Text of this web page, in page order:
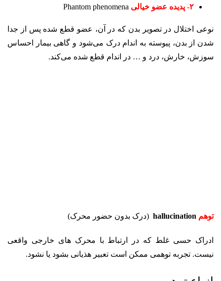
۲- پدیده عضو خیالی
نوعی اختلال در تصویر بدن که در آن، عضو قطع شده پس از جدا
شدن از بدن، پیوسته به اندام درک می‌شود و گاهی بیمار احساس
سوزش، خارش، درد و … در اندام قطع شده می‌کند.
توهم (درک بدون حضور محرک)
ادراک حسی غلط که در ارتباط با محرک ­های خارجی واقعی
نیست. تجربه توهمی ممکن است تعبیر هذیانی بشود یا نشود.